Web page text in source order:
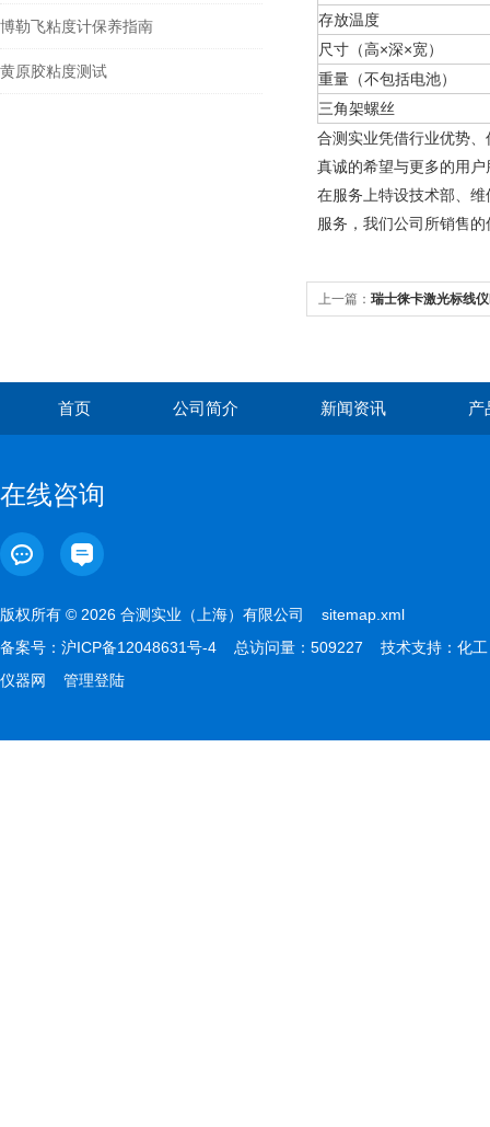
博勒飞粘度计保养指南
黄原胶粘度测试
存放温度
尺寸（高×深×宽）
重量（不包括电池）
三角架螺丝
合测实业凭借行业优势
真诚的希望与更多的用
在服务上特设技术部、
服务，我们公司所销售
上一篇： 瑞士徕卡激光标线
首页 公司简介 新闻资讯 产
在线咨询
版权所有 © 2026 合测实业（上海）有限公司 sitemap.xml
备案号： 沪ICP备12048631号-4 总访问量：509227 技术支持： 化工
仪器网
管理登陆